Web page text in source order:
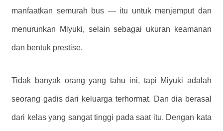
manfaatkan semurah bus — itu untuk menjemput dan
menurunkan Miyuki, selain sebagai ukuran keamanan
dan bentuk prestise.
Tidak banyak orang yang tahu ini, tapi Miyuki adalah
seorang gadis dari keluarga terhormat. Dan dia berasal
dari kelas yang sangat tinggi pada saat itu. Dengan kata